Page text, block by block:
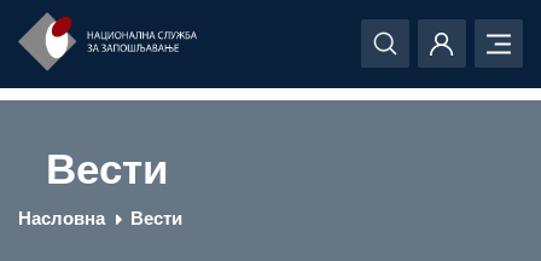
Вести
Насловна Вести